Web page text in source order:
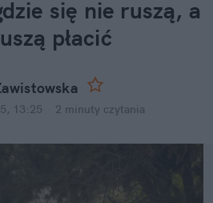
się nie ruszą, a
płacić
13:25 2 minuty czytania